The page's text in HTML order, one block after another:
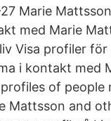
Marie
med Marie
Visa profiler
i kontakt med
of people
Mattsson and